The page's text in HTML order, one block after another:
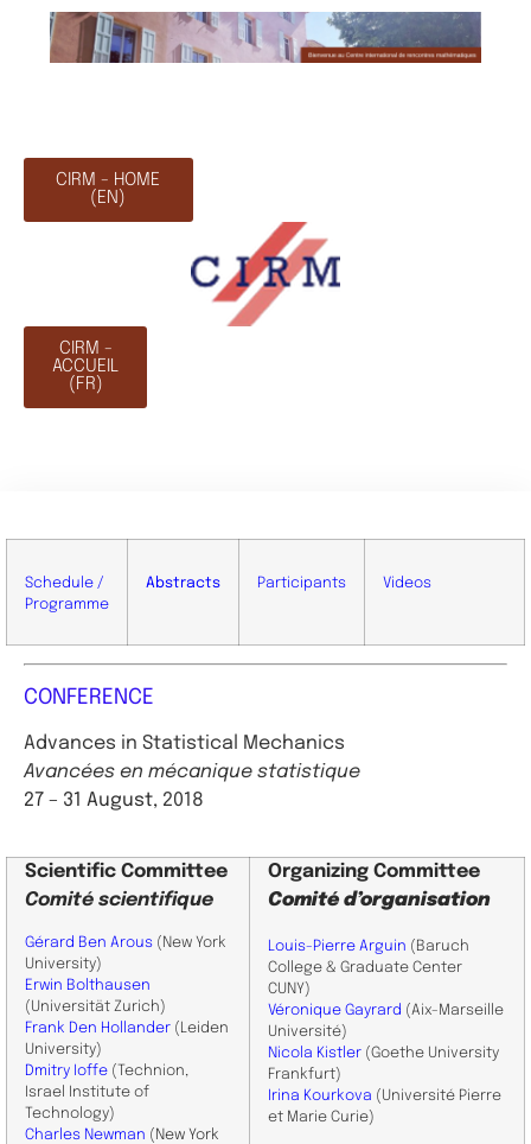
CIRM - HOME
(EN)
CIRM -
ACCUEIL
(FR)
Schedule /
Programme
Abstracts Participants Videos
CONFERENCE
Advances in Statistical Mechanics
Avancées en mécanique statistique
27 – 31 August, 2018
Scientific Committee
Comité scientifique
Gérard Ben Arous (New York
University)
Erwin Bolthausen
(Universität Zurich)
Frank Den Hollander (Leiden
University)
​Dmitry Ioffe (Technion,
Israel Institute of
Technology)
Charles Newman (New York
Organizing Committee
Comité d’organisation
Louis-Pierre Arguin (Baruch
College & Graduate Center
CUNY)
Véronique Gayrard (Aix-Marseille
Université)
Nicola Kistler (Goethe University
Frankfurt)
Irina Kourkova (Université Pierre
et Marie Curie)